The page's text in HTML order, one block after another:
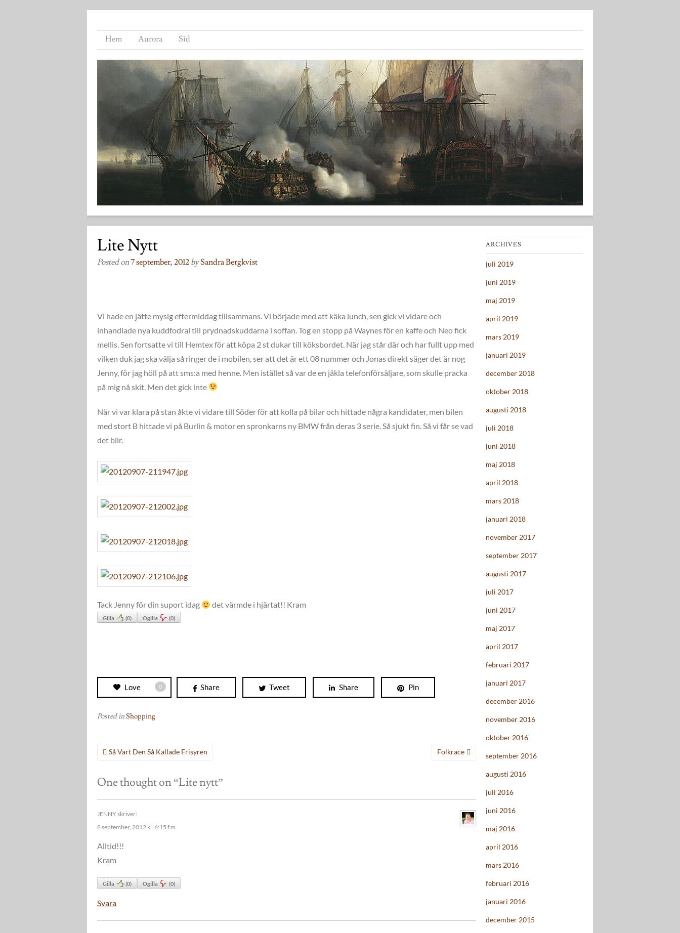
Hem Aurora Sid
Lite Nytt
Posted on7 september, 2012 bySandra Bergkvist
Vi hade en jätte mysig eftermiddag tillsammans. Vi började med att käka lunch, sen gick vi vidare och
inhandlade nya kuddfodral till prydnadskuddarna i soffan. Tog en stopp på Waynes för en kaffe och Neo fick
mellis. Sen fortsatte vi till Hemtex för att köpa 2 st dukar till köksbordet. När jag står där och har fullt upp med
vilken duk jag ska välja så ringer de i mobilen, ser att det är ett 08 nummer och Jonas direkt säger det är nog
Jenny, för jag höll på att sms:a med henne. Men istället så var de en jäkla telefonförsäljare, som skulle pracka
på mig nå skit. Men det gick inte
När vi var klara på stan åkte vi vidare till Söder för att kolla på bilar och hittade några kandidater, men bilen
med stort B hittade vi på Burlin & motor en spronkarns ny BMW från deras 3 serie. Så sjukt fin. Så vi får se vad
det blir.
Tack Jenny för din suport idag det värmde i hjärtat!! Kram
Gilla (0) Ogilla (0)
Love 0 Share Tweet Share Pin
Posted inShopping
Inläggsnavigering
Så Vart Den Så Kallade Frisyren Folkrace
One thought on “Lite nytt”
JENNYskriver:
8 september, 2012 kl. 6:15 f m
Alltid!!!
Kram
Gilla (0) Ogilla (0)
Svara
ARCHIVES
juli 2019
juni 2019
maj 2019
april 2019
mars 2019
januari 2019
december 2018
oktober 2018
augusti 2018
juli 2018
juni 2018
maj 2018
april 2018
mars 2018
januari 2018
november 2017
september 2017
augusti 2017
juli 2017
juni 2017
maj 2017
april 2017
februari 2017
januari 2017
december 2016
november 2016
oktober 2016
september 2016
augusti 2016
juli 2016
juni 2016
maj 2016
april 2016
mars 2016
februari 2016
januari 2016
december 2015